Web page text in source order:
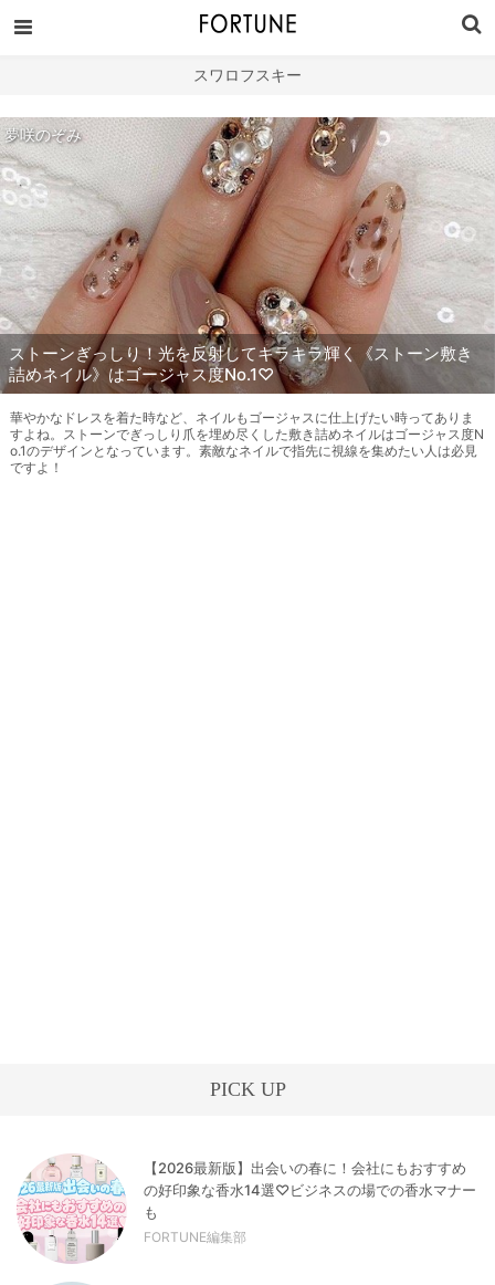
スワロフスキー
夢咲のぞみ
ストーンぎっしり！光を反射してキラキラ輝く《ストーン敷き
詰めネイル》はゴージャス度No.1♡
華やかなドレスを着た時など、ネイルもゴージャスに仕上げたい時ってありま
すよね。ストーンでぎっしり爪を埋め尽くした敷き詰めネイルはゴージャス度N
o.1のデザインとなっています。素敵なネイルで指先に視線を集めたい人は必見
ですよ！
PICK UP
【2026最新版】出会いの春に！会社にもおすすめ
の好印象な香水14選♡ビジネスの場での香水マナー
も
FORTUNE編集部